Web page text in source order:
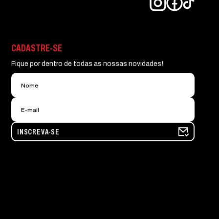
CADASTRE-SE
Fique por dentro de todas as nossas novidades!
INSCREVA-SE